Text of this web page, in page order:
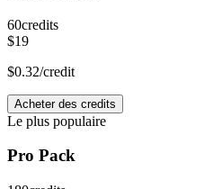
60credits
$19
$0.32/credit
Acheter des credits
Le plus populaire
Pro Pack